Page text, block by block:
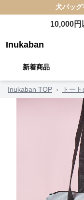
犬バッグ
10,000円
Inukaban
新着商品
Inukaban TOP › トー